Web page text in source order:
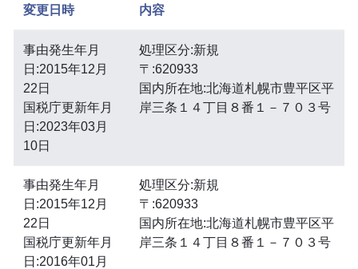
変更日時 内容
事由発生年月
日:2015年12月
22日
国税庁更新年月
日:2023年03月
10日
処理区分:新規
〒:620933
国内所在地:北海道札幌市豊平区平
岸三条１４丁目８番１－７０３号
事由発生年月
日:2015年12月
22日
国税庁更新年月
日:2016年01月
処理区分:新規
〒:620933
国内所在地:北海道札幌市豊平区平
岸三条１４丁目８番１－７０３号